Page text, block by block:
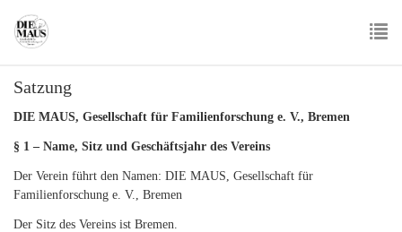
main
Satzung
DIE MAUS, Gesellschaft für Familienforschung e. V., Bremen
§ 1 – Name, Sitz und Geschäftsjahr des Vereins
Der Verein führt den Namen: DIE MAUS, Gesellschaft für
Familienforschung e. V., Bremen
Der Sitz des Vereins ist Bremen.